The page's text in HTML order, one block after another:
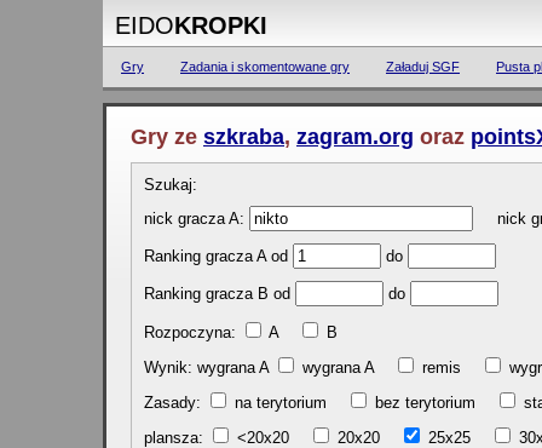
EIDOKROPKI
Gry Zadania i skomentowane gry Załaduj SGF Pusta
Gry ze szkraba, zagram.org oraz
Szukaj:
nick gracza A:
nick
Ranking gracza A od do
Ranking gracza B od do
Rozpoczyna: A
B
Wynik: wygrana A
wygrana A remis
Zasady:
na terytorium bez terytorium
plansza:
<20x20 20x20 25x25